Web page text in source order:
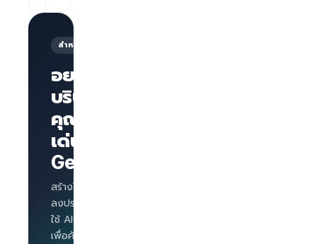
สำหรับนายจ้าง
อยากให้
บริษัทของ
คุณโดด
เด่นบน
GetLinks?
สร้างโปรไฟล์บริษัท
ลงประกาศงาน และ
ใช้ AI Interview
เพื่อคัดกรองผู้สมัคร